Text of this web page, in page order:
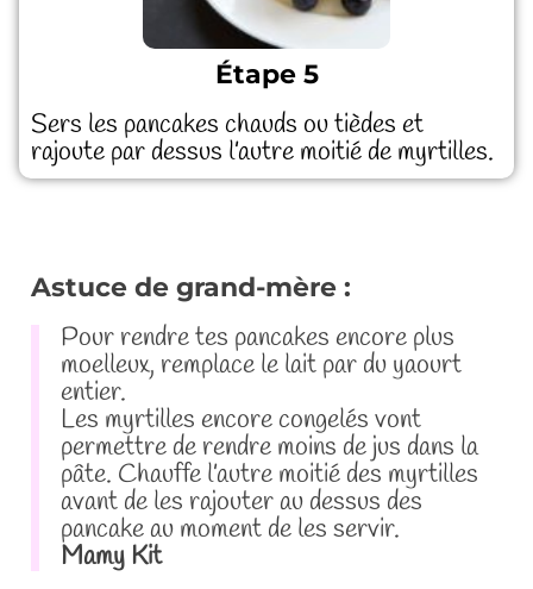
Étape 5
Sers les pancakes chauds ou tièdes et
rajoute par dessus l’autre moitié de myrtilles.
Astuce de grand-mère :
Pour rendre tes pancakes encore plus
moelleux, remplace le lait par du yaourt
entier.
Les myrtilles encore congelés vont
permettre de rendre moins de jus dans la
pâte. Chauffe l’autre moitié des myrtilles
avant de les rajouter au dessus des
pancake au moment de les servir.
Mamy Kit